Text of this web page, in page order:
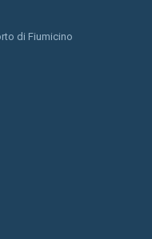
di Fiumicino